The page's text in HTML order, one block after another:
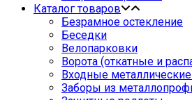
Каталог товаров
Безрамное остекление
Беседки
Велопарковки
Ворота (откатные и
Входные
Заборы из